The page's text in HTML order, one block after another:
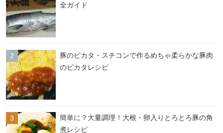
全ガイド
豚のピカタ・スチコンで作るめちゃ柔らかな豚肉
のピカタレシピ
簡単に？大量調理！大根・卵入りとろとろ豚の角
煮レシピ